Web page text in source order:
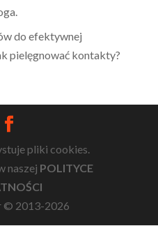
do efektywnej
pielęgnować kontakty?
pliki cookies.
naszej POLITYCE
© 2013-2026